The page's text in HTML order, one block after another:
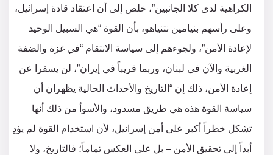
الكراهية لدى كلا الجانبين”، خلص إلى أن اعتقاد قادة إسرائيل،
وعلى رأسهم بنيامين نتنياهو، بأن القوة “هي السبيل الوحيد
لإعادة الأمن”، ولجوءهم إلى سياسة الانتقام “في غزة والضفة
الغربية والآن في لبنان، وربما قريباً في إيران”، لن يسفرا عن
إعادة الأمن، ذلك إن “التاريخ والأحداث الحالية يظهران أن
سياسة القوة هذه هي طريق مسدود، والأسوأ من ذلك أنها
تشكل خطراً أكبر على أمن إسرائيل، لأن استخدام القوة لم يؤدِ
أبداً إلى تحقيق الأمن – بل على العكس تماماً؛ فالتاريخ، ولا